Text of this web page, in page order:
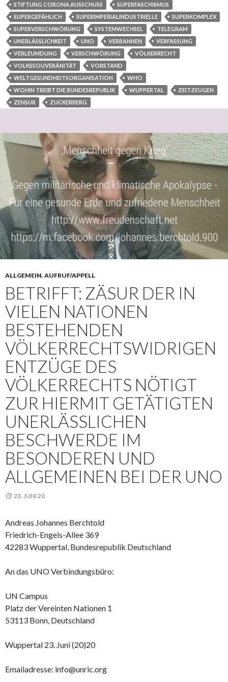
STIFTUNG CORONA AUSSCHUSS
SUPERFASCHISMUS
SUPERGEFÄHLICH
SUPERIMPERIALINDUSTRIELLE
SUPERKOMPLEX
SUPERVERSCHWÖRUNG
SYSTEMWECHSEL
TELEGRAM
UNERLÄSSLICHKEIT
UNO VERBANNEN
VERFASSUNG
VERLEUMDUNG
VERSCHWÖRUNG
VÖLKERRECHT
VOLKSSOUVERÄNITÄT
VORSTAND
WELTGESUNDHEITSORGANISATION
WHO
WOHIN TREIBT DIE BUNDESREPUBLIK
WUPPERTAL
ZEITZEUGEN
ZENSUR
ZUCKERBERG
ALLGEMEIN, AUFRUF/APPELL
BETRIFFT: ZÄSUR DER IN
VIELEN NATIONEN
BESTEHENDEN
VÖLKERRECHTSWIDRIGEN
ENTZÜGE DES
VÖLKERRECHTS NÖTIGT
ZUR HIERMIT GETÄTIGTEN
UNERLÄSSLICHEN
BESCHWERDE IM
BESONDEREN UND
ALLGEMEINEN BEI DER UNO
23. JUNI 20
Andreas Johannes Berchtold
Friedrich-Engels-Allee 369
42283 Wuppertal, Bundesrepublik Deutschland
An das UNO Verbindungsbüro:
UN Campus
Platz der Vereinten Nationen 1
53113 Bonn, Deutschland
Wuppertal 23. Juni (20)20
Emailadresse: info@unric.org